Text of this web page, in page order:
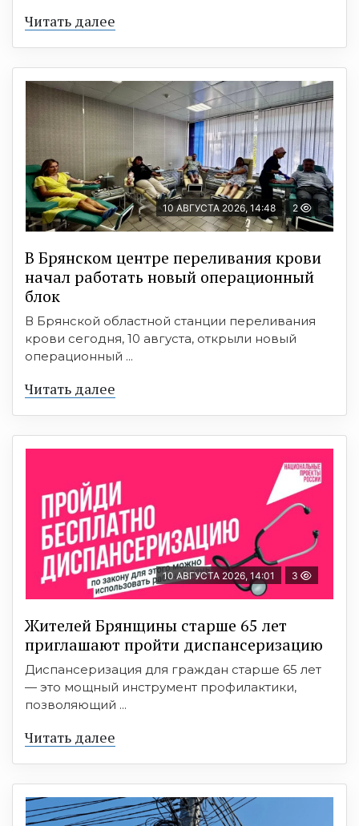
Читать далее
10 АВГУСТА 2026, 14:48 2
В Брянском центре переливания крови
начал работать новый операционный
блок
В Брянской областной станции переливания
крови сегодня, 10 августа, открыли новый
операционный ...
Читать далее
10 АВГУСТА 2026, 14:01 3
Жителей Брянщины старше 65 лет
приглашают пройти диспансеризацию
Диспансеризация для граждан старше 65 лет
— это мощный инструмент профилактики,
позволяющий ...
Читать далее